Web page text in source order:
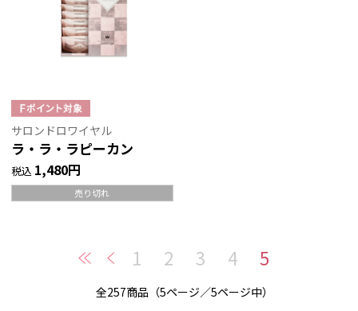
サロンドロワイヤル
ラ・ラ・ラピーカン
税込 1,480円
売り切れ
1 2 3 4 5
全257商品（5ページ／5ページ中）